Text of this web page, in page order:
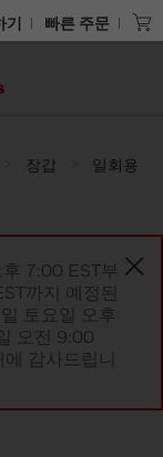
기 빠른 주문
장갑
일회용
7:00 EST부
까지 예정된
토요일 오후
오전 9:00
감사드립니